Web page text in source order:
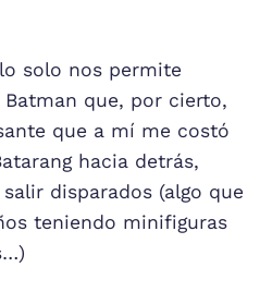
solo nos permite
que, por cierto,
que a mí me costó
hacia detrás,
disparados (algo que
teniendo minifiguras